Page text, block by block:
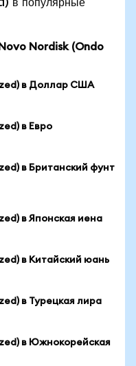
Nordisk (Ondo
в Доллар США
в Евро
в Британский фунт
в Японская иена
в Китайский юань
в Турецкая лира
в Южнокорейская